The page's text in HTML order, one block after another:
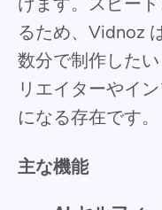
るため、Vidnoz
数分で制作した
リエイターやイ
になる存在です。
主な機能